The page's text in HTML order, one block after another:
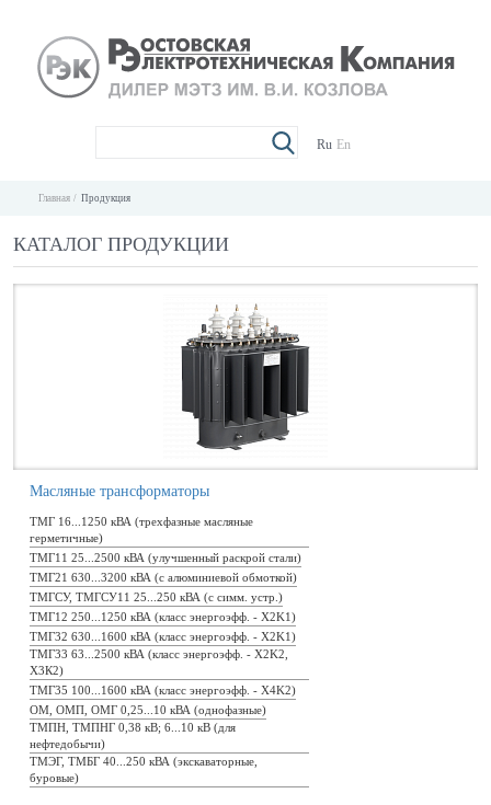
Ru En
Главная Продукция
КАТАЛОГ ПРОДУКЦИИ
Масляные трансформаторы
ТМГ 16...1250 кВА (трехфазные масляные
герметичные)
ТМГ11 25...2500 кВА (улучшенный раскрой стали)
ТМГ21 630...3200 кВА (с алюминиевой обмоткой)
ТМГСУ, ТМГСУ11 25...250 кВА (с симм. устр.)
ТМГ12 250...1250 кВА (класс энергоэфф. - Х2K1)
ТМГ32 630...1600 кВА (класс энергоэфф. - Х2K1)
ТМГ33 63...2500 кВА (класс энергоэфф. - Х2K2,
Х3К2)
ТМГ35 100...1600 кВА (класс энергоэфф. - Х4K2)
ОМ, ОМП, ОМГ 0,25...10 кВА (однофазные)
ТМПН, ТМПНГ 0,38 кВ; 6...10 кВ (для
нефтедобычи)
ТМЭГ, ТМБГ 40...250 кВА (экскаваторные,
буровые)